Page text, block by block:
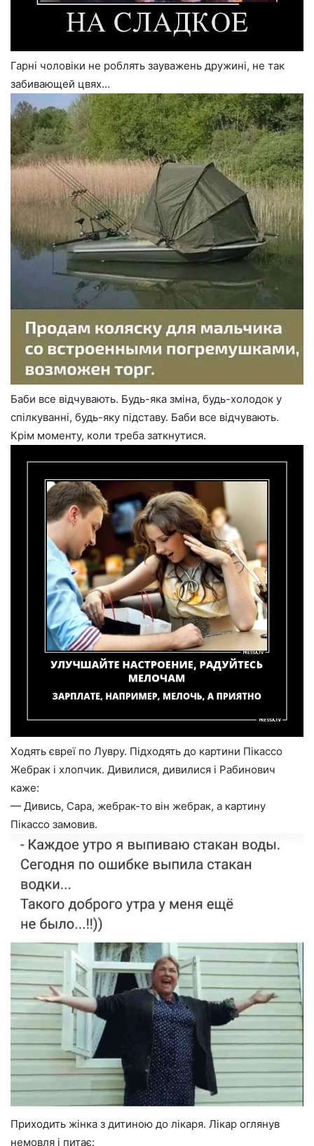
Гарні чоловіки не роблять зауважень дружині, не так
забивающей цвях…
Баби все відчувають. Будь-яка зміна, будь-холодок у
спілкуванні, будь-яку підставу. Баби все відчувають.
Крім моменту, коли треба заткнутися.
Ходять євреї по Лувру. Підходять до картини Пікассо
Жебрак і хлопчик. Дивилися, дивилися і Рабинович
каже:
— Дивись, Сара, жебрак-то він жебрак, а картину
Пікассо замовив.
Приходить жінка з дитиною до лікаря. Лікар оглянув
немовля і питає: